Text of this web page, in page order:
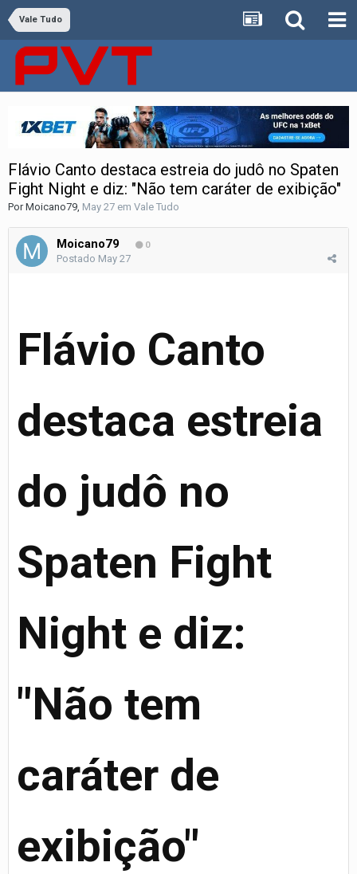
Vale Tudo
Flávio Canto destaca estreia do judô no Spaten
Fight Night e diz: "Não tem caráter de exibição"
PorMoicano79 May 27 em Vale Tudo
Moicano79 0
Postado May 27
Flávio Canto
destaca estreia
do judô no
Spaten Fight
Night e diz:
"Não tem
caráter de
exibição"